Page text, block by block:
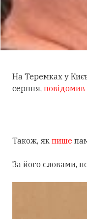
На Теремках у
серпня, повідомив
Також, як пише
За його словами,